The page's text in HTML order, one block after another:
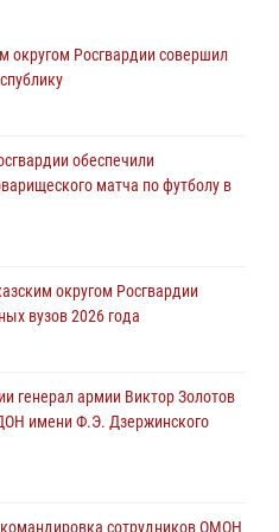
по Республике Калмыкия
медикам и девушке с
Росгвардии совершил
обеспечили
матча по футболу в
округом Росгвардии
вузов 2026 года
генерал армии Виктор Золотов
имени Ф.Э. Дзержинского
сотрудников ОМОН